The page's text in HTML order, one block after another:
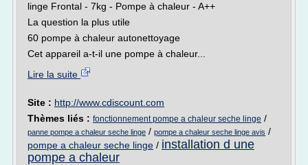
linge Frontal - 7kg - Pompe à chaleur - A++
La question la plus utile
60 pompe à chaleur autonettoyage
Cet appareil a-t-il une pompe à chaleur...
Lire la suite
Site : http://www.cdiscount.com
Thèmes liés : fonctionnement pompe a chaleur seche linge /
panne pompe a chaleur seche linge / pompe a chaleur seche linge avis /
pompe a chaleur seche linge / installation d une
pompe a chaleur